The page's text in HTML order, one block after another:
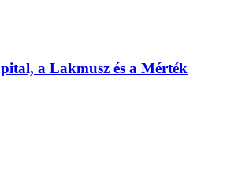
a Lakmusz és a Mérték